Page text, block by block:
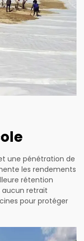
une pénétration de
les rendements
rétention
aucun retrait
pour protéger